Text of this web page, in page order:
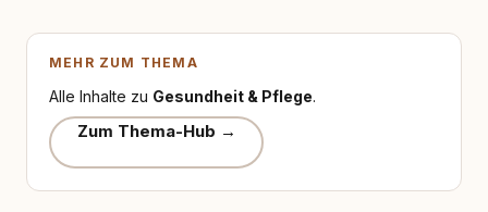
MEHR ZUM THEMA
Alle Inhalte zu Gesundheit & Pflege.
Zum Thema-Hub →